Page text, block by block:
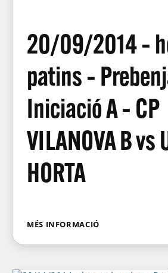
20/09/2014 –
patins –
Iniciació A – CP
VILANOVA B vs
HORTA
MÉS INFORMACIÓ